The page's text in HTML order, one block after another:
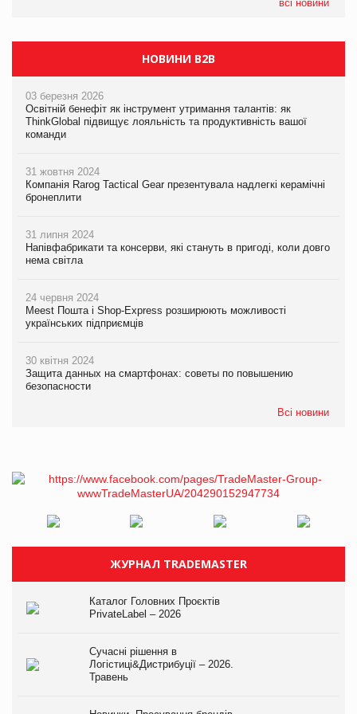
всі новини
НОВИНИ B2B
03 березня 2026
Освітній бенефіт як інструмент утримання талантів: як
ThinkGlobal підвищує лояльність та продуктивність вашої
команди
31 жовтня 2024
Компанія Rarog Tactical Gear презентувала надлегкі керамічні
бронеплити
31 липня 2024
Напівфабрикати та консерви, які стануть в пригоді, коли довго
нема світла
24 червня 2024
Meest Пошта і Shop-Express розширюють можливості
українських підприємців
30 квітня 2024
Защита данных на смартфонах: советы по повышению
безопасности
Всі новини
ЖУРНАЛ TRADEMASTER
Каталог Головних Проєктів
PrivateLabel – 2026
Сучасні рішення в
Логістиці&Дистрибуції – 2026.
Травень